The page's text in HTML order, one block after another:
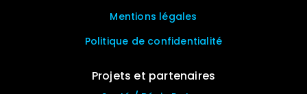
Mentions légales
Politique de confidentialité
Projets et partenaires